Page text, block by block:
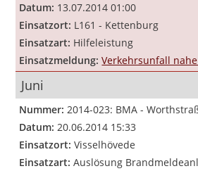
Datum: 13.07.2014 01:00
Einsatzort: L161 - Kettenburg
Einsatzart: Hilfeleistung
Einsatzmeldung: Verkehrsunfall
Juni
Nummer: 2014-023: BMA -
Datum: 20.06.2014 15:33
Einsatzort: Visselhövede
Einsatzart: Auslösung